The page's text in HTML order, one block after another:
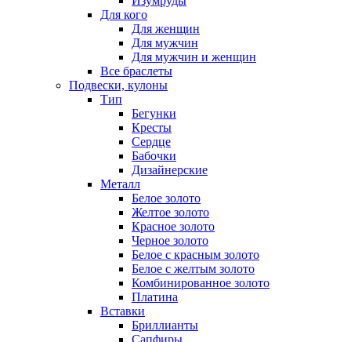
Для кого
Для женщин
Для мужчин
Для мужчин и женщин
Все браслеты
Подвески, кулоны
Тип
Бегунки
Кресты
Сердце
Бабочки
Дизайнерские
Металл
Белое золото
Желтое золото
Красное золото
Черное золото
Белое с красным золото
Белое с желтым золото
Комбинированное золото
Платина
Вставки
Бриллианты
Сапфиры